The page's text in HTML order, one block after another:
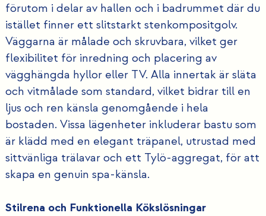
förutom i delar av hallen och i badrummet där du
istället finner ett slitstarkt stenkompositgolv.
Väggarna är målade och skruvbara, vilket ger
flexibilitet för inredning och placering av
vägghängda hyllor eller TV. Alla innertak är släta
och vitmålade som standard, vilket bidrar till en
ljus och ren känsla genomgående i hela
bostaden. Vissa lägenheter inkluderar bastu som
är klädd med en elegant träpanel, utrustad med
sittvänliga trälavar och ett Tylö-aggregat, för att
skapa en genuin spa-känsla.
Stilrena och Funktionella Kökslösningar